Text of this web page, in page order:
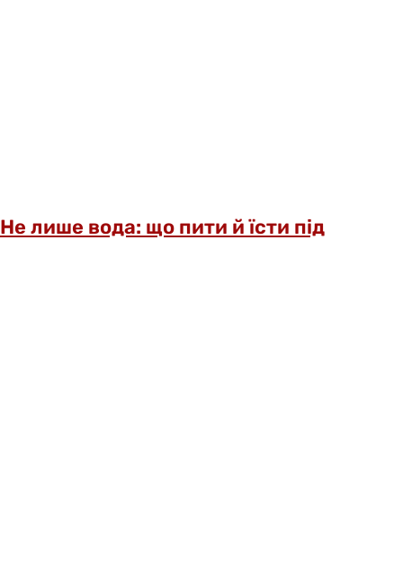
Не лише вода: що пити й їсти під